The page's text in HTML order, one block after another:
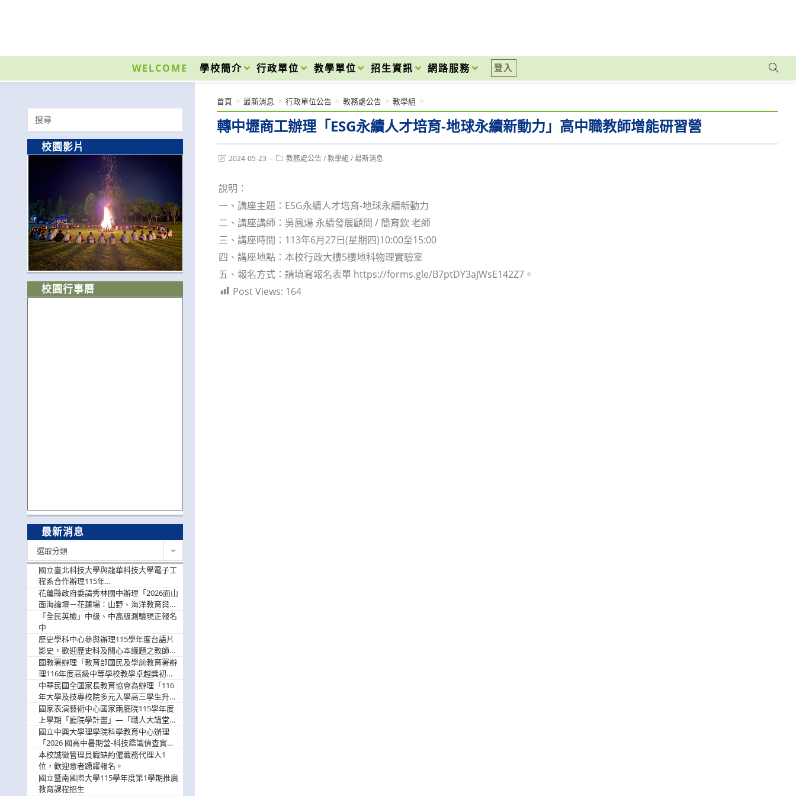
內
WELCOME 學校簡介 行政單位 教學單位 招生資訊 網路服務 登入
轉中壢商工辦理「ESG永續人才培育-地球永續新動力」高中職教師增能研習營
首頁 > 最新消息 > 行政單位公告 > 教務處公告 > 教學組 >
Post2024-05-23
Post教務處公告 / 教學組 / 最新消息
說明：
一、講座主題：ESG永續人才培育-地球永續新動力
二、講座講師：吳鳳煬 永續發展顧問 / 簡育欽 老師
三、講座時間：113年6月27日(星期四)10:00至15:00
四、講座地點：本校行政大樓5樓地科物理實驗室
五、報名方式：請填寫報名表單 https://forms.gle/B7ptDY3aJWsE142Z7。
Post Views: 164
Search
for:
校園影片
校園行事曆
最新消息
選取分類
國立臺北科技大學與龍華科技大學電子工
程系合作辦理115年
「115.08.10~08.12「AI賦能應用於智慧半
導體研習營」，歡迎學生踴躍報名參加
花蓮縣政府委請秀林國中辦理「2026面山
面海論壇－花蓮場：山野、海洋教育與戶
外安全實務課程」，歡迎踴躍報名參加
「全民英檢」中級、中高級測驗現正報名
中
歷史學科中心參與辦理115學年度台語片
影史，歡迎歷史科及關心本議題之教師踴
躍報名參加
國教署辦理「教育部國民及學前教育署辦
理116年度高級中等學校教學卓越獎初選
實施計畫」，鼓勵教師踴躍報名
中華民國全國家長教育協會為辦理「116
年大學及技專校院多元入學高三學生升學
輔導家長說明會」
國家表演藝術中心國家兩廳院115學年度
上學期「廳院學計畫」—「職人大講堂」
及「一日體驗課程」，鼓勵踴躍報名參
與。
國立中興大學理學院科學教育中心辦理
「2026 國高中暑期營-科技鑑識偵查實戰
營」活動資訊，鼓勵學生踴躍報名參加。
本校誠徵管理員職缺約僱職務代理人1
位，歡迎意者踴躍報名。
國立暨南國際大學115學年度第1學期推廣
教育課程招生